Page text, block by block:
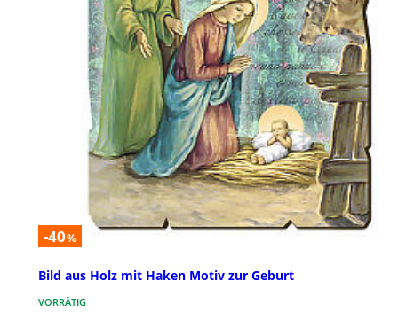
-40%
Bild aus Holz mit Haken Motiv zur Geburt
VORRÄTIG